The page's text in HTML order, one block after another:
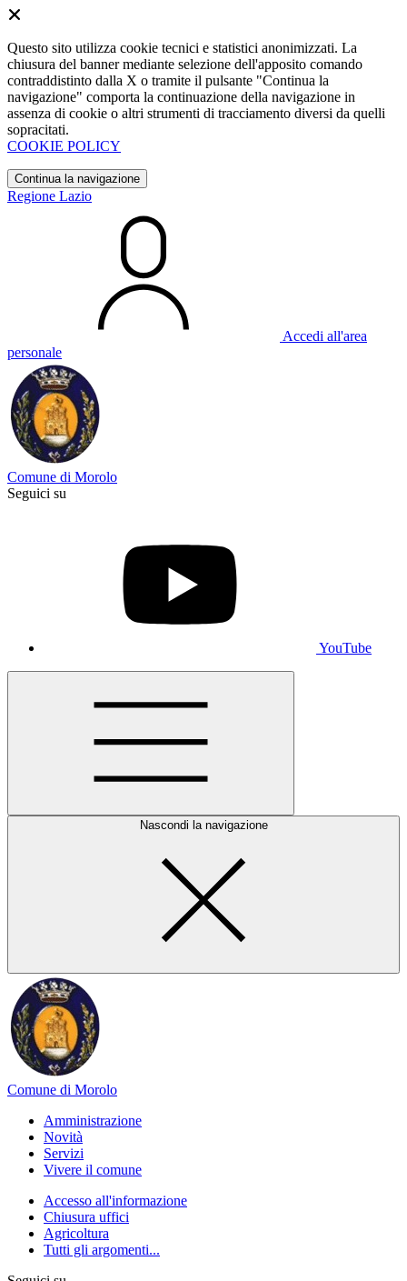
Questo sito utilizza cookie tecnici e statistici anonimizzati. La
chiusura del banner mediante selezione dell'apposito comando
contraddistinto dalla X o tramite il pulsante "Continua la
navigazione" comporta la continuazione della navigazione in
assenza di cookie o altri strumenti di tracciamento diversi da quelli
sopracitati.
COOKIE POLICY
Continua la navigazione
Regione Lazio
Accedi all'area
personale
Comune di Morolo
Seguici su
YouTube
Nascondi la navigazione
Comune di Morolo
Amministrazione
Novità
Servizi
Vivere il comune
Accesso all'informazione
Chiusura uffici
Agricoltura
Tutti gli argomenti...